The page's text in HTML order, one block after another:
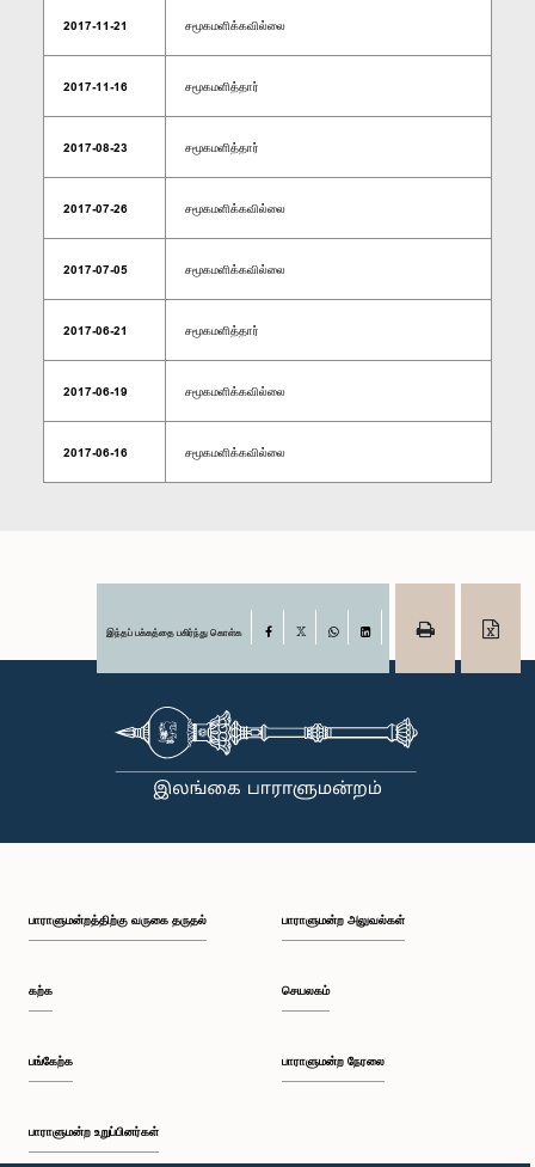
2017-11-21 சமூகமளிக்கவில்லை
2017-11-16 சமூகமளித்தார்
2017-08-23 சமூகமளித்தார்
2017-07-26 சமூகமளிக்கவில்லை
2017-07-05 சமூகமளிக்கவில்லை
2017-06-21 சமூகமளித்தார்
2017-06-19 சமூகமளிக்கவில்லை
2017-06-16 சமூகமளிக்கவில்லை
இந்தப் பக்கத்தை பகிர்ந்து கொள்க Facebook
பாராளுமன்றத்திற்கு வருகை தருதல்
கற்க
பங்கேற்க
பாராளுமன்ற உறுப்பினர்கள்
பாராளுமன்ற அலுவல்கள்
செயலகம்
பாராளுமன்ற நேரலை